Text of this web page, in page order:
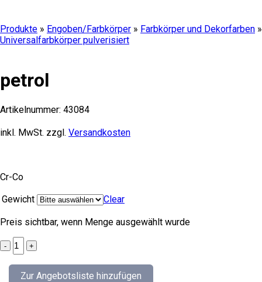
Produkte » Engoben/Farbkörper » Farbkörper und Dekorfarben »
Universalfarbkörper pulverisiert
petrol
Artikelnummer: 43084
inkl. MwSt. zzgl. Versandkosten
Cr-Co
Gewicht
Clear
Preis sichtbar, wenn Menge ausgewählt wurde
petrol
quantity
Zur Angebotsliste hinzufügen